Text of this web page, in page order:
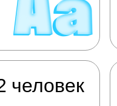
человек